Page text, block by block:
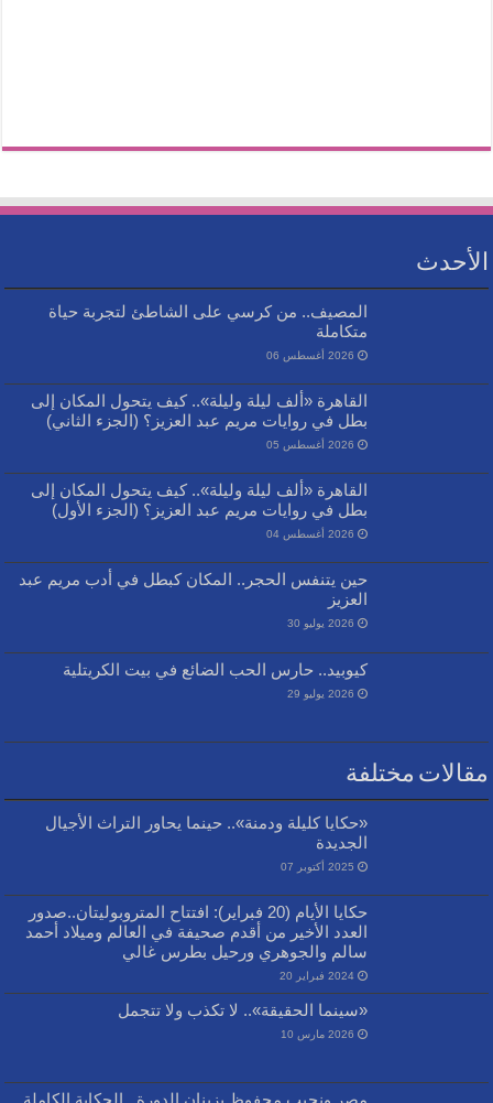
الأحدث
المصيف.. من كرسي على الشاطئ لتجربة حياة
متكاملة
2026 أغسطس 06
القاهرة «ألف ليلة وليلة».. كيف يتحول المكان إلى
بطل في روايات مريم عبد العزيز؟ (الجزء الثاني)
2026 أغسطس 05
القاهرة «ألف ليلة وليلة».. كيف يتحول المكان إلى
بطل في روايات مريم عبد العزيز؟ (الجزء الأول)
2026 أغسطس 04
حين يتنفس الحجر.. المكان كبطل في أدب مريم عبد
العزيز
2026 يوليو 30
كيوبيد.. حارس الحب الضائع في بيت الكريتلية
2026 يوليو 29
مقالات مختلفة
«حكايا كليلة ودمنة».. حينما يحاور التراث الأجيال
الجديدة
2025 أكتوبر 07
حكايا الأيام (20 فبراير): افتتاح المتروبوليتان..صدور
العدد الأخير من أقدم صحيفة في العالم وميلاد أحمد
سالم والجوهري ورحيل بطرس غالي
2024 فبراير 20
«سينما الحقيقة».. لا تكذب ولا تتجمل
2026 مارس 10
مصر ونجيب محفوظ يزينان الدورة.. الحكاية الكاملة